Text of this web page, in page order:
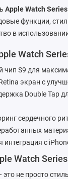
Apple Watch
функции,
в
Watch
чип S9 для
экран с
Double Tap
сердечного
интеграция с
Watch Series
это не просто